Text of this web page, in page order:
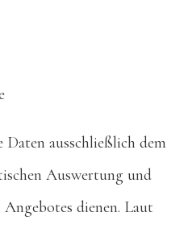
Daten ausschließlich dem
Auswertung und
Angebotes dienen. Laut